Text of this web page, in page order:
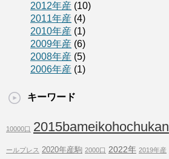
2012年産 (10)
2011年産 (4)
2010年産 (1)
2009年産 (6)
2008年産 (5)
2006年産 (1)
キーワード
10000口 2015bameikohochukan
ールプレス 2020年産駒 2000口 2022年 2019年産